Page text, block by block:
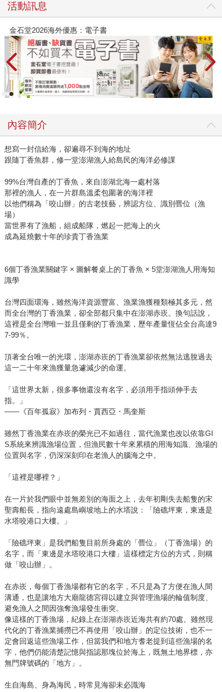
活動訊息
金石堂2026海外優惠：電子書
內容簡介
想寫一封信給海，卻遍尋不到海的地址
跟隨丁香魚群，修一堂澎湖漁人給島民的海洋必修課
99%台灣自產的丁香魚，來自澎湖北海一處村落
那裡的漁人，在一片群島溫柔包圍著的海洋裡
以他們稱為「咬山辦」的古老技藝，辨認方位、識別罾位（漁
場）
當世界有了漁船，組成船隊，燃起一把海上的火
成為延燒數十年的珍貴丁香漁業
6個丁香漁業關鍵字 × 圖解餐桌上的丁香魚 × 5堂澎湖漁人用海知
識學
台灣四面環海，雖然海洋資源豐富、漁業漁獲種類極其多元，然
而全台灣的丁香漁業，卻全部都只集中在澎湖赤崁。換句話說，
這裡是全台灣唯一並且僅剩的丁香漁業，歷年產量恆佔全台高達9
7-99％。
頂著全台唯一的光環，澎湖赤崁的丁香漁業卻依然無法逃脫過去
這一二十年來漁獲量急遽減少的命運。
「這世界太新，很多事物還沒有名字，必須用手指頭伸手去
指。」
——《百年孤寂》加布列・賈西亞・馬奎斯
雖然丁香漁業在赤崁的榮光已不如過往，當代漁業也改以依靠GI
S系統來辨識漁場位置，但漁民數十年來累積的用海知識、漁場的
位置與名字，仍深深刻印在老漁人的腦海之中。
「這裡是哪裡？」
在一片於我們眼中並無差別的海面之上，去年初剛失去船隻的宋
聖壽船長，指向遠處島嶼坡地上的水塔說：「險礁坪東，東邊是
水塔咬港口大樓。」
「險礁坪東」是我們船隻目前所身處的「罾位」（丁香漁場）的
名字，而「東邊是水塔咬港口大樓」這樣標定方位的方式，則稱
做「咬山辦」。
在赤崁，每個丁香漁場都有它的名字，不只是為了方便在漁人間
溝通，也是讓地方大廟龍德宮得以建立與管理漁場的輪值制度、
避免漁人之間因強奪漁場發生衝突。
像這樣的丁香漁場，紀錄上在澎湖赤崁近海共有約70處。雖然現
代化的丁香漁業捕撈已不再使用「咬山辦」的定位技術，也不一
定會回返這些漁場工作，但當我們和地方耆老提到這些漁場的名
字，他們仍能清楚記憶與指認那塊位於海上，既無土地界標，亦
無門牌號碼的「地方」。
生自海島、身為海民，時常見海卻未必識海